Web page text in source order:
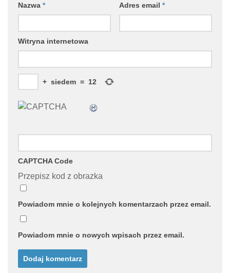
Nazwa * Adres email *
Witryna internetowa
+ siedem = 12
CAPTCHA Code
Przepisz kod z obrazka
Powiadom mnie o kolejnych komentarzach przez email.
Powiadom mnie o nowych wpisach przez email.